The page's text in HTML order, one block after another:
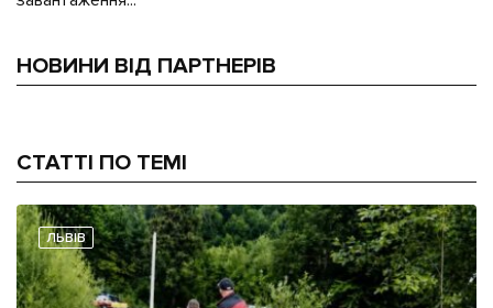
НОВИНИ ВІД ПАРТНЕРІВ
СТАТТІ ПО ТЕМІ
ЛЬВІВ